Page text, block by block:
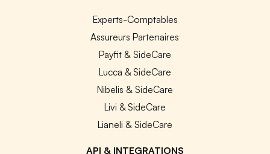
Experts-Comptables
Assureurs Partenaires
Payfit & SideCare
Lucca & SideCare
Nibelis & SideCare
Livi & SideCare
Lianeli & SideCare
API & INTEGRATIONS